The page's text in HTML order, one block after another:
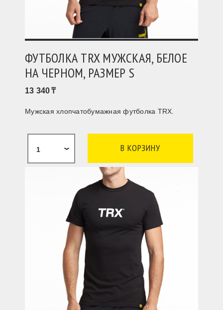
ФУТБОЛКА TRX МУЖСКАЯ, БЕЛОЕ
НА ЧЕРНОМ, РАЗМЕР S
13 340
Мужская хлопчатобумажная футболка TRX.
1